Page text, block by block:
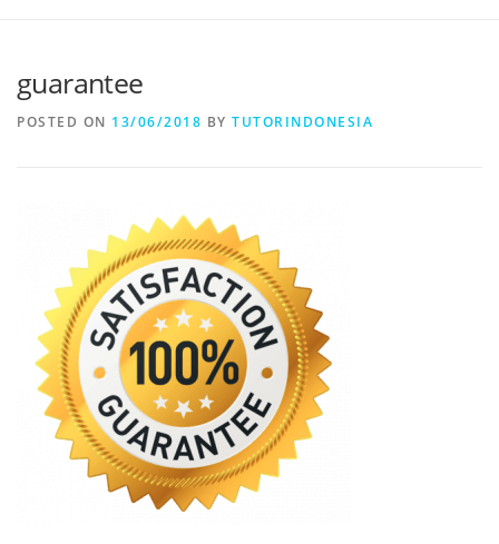
guarantee
POSTED ON 13/06/2018 BY TUTORINDONESIA